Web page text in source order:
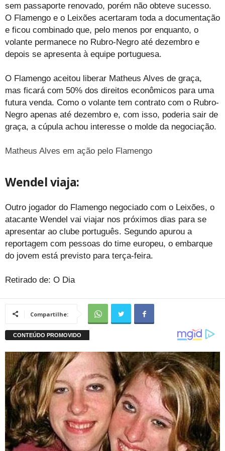
sem passaporte renovado, porém não obteve sucesso.
O Flamengo e o Leixões acertaram toda a documentação
e ficou combinado que, pelo menos por enquanto, o
volante permanece no Rubro-Negro até dezembro e
depois se apresenta à equipe portuguesa.
O Flamengo aceitou liberar Matheus Alves de graça,
mas ficará com 50% dos direitos econômicos para uma
futura venda. Como o volante tem contrato com o Rubro-
Negro apenas até dezembro e, com isso, poderia sair de
graça, a cúpula achou interesse o molde da negociação.
Matheus Alves em ação pelo Flamengo
Wendel viaja:
Outro jogador do Flamengo negociado com o Leixões, o
atacante Wendel vai viajar nos próximos dias para se
apresentar ao clube português. Segundo apurou a
reportagem com pessoas do time europeu, o embarque
do jovem está previsto para terça-feira.
Retirado de: O Dia
Compartilhe: